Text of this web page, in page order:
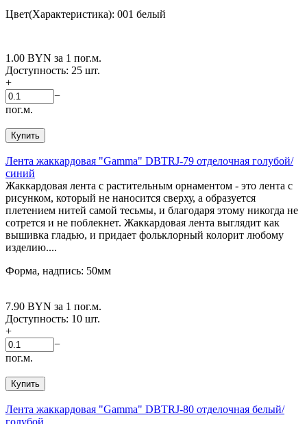
Цвет(Характеристика): 001 белый
1.00 BYN за 1 пог.м.
Доступность: 25 шт.
+
−
пог.м.
Купить
Лента жаккардовая "Gamma" DBTRJ-79 отделочная голубой/
синий
Жаккардовая лента с растительным орнаментом - это лента с
рисунком, который не наносится сверху, а образуется
плетением нитей самой тесьмы, и благодаря этому никогда не
сотрется и не поблекнет. Жаккардовая лента выглядит как
вышивка гладью, и придает фольклорный колорит любому
изделию....
Форма, надпись: 50мм
7.90 BYN за 1 пог.м.
Доступность: 10 шт.
+
−
пог.м.
Купить
Лента жаккардовая "Gamma" DBTRJ-80 отделочная белый/
голубой